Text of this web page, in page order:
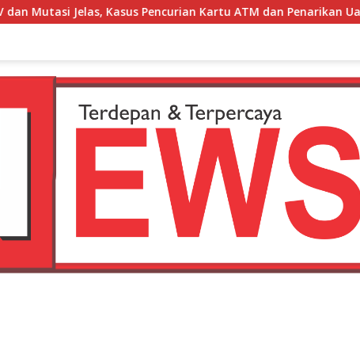
Pencurian Kartu ATM dan Penarikan Uang Dihentikan Polisi